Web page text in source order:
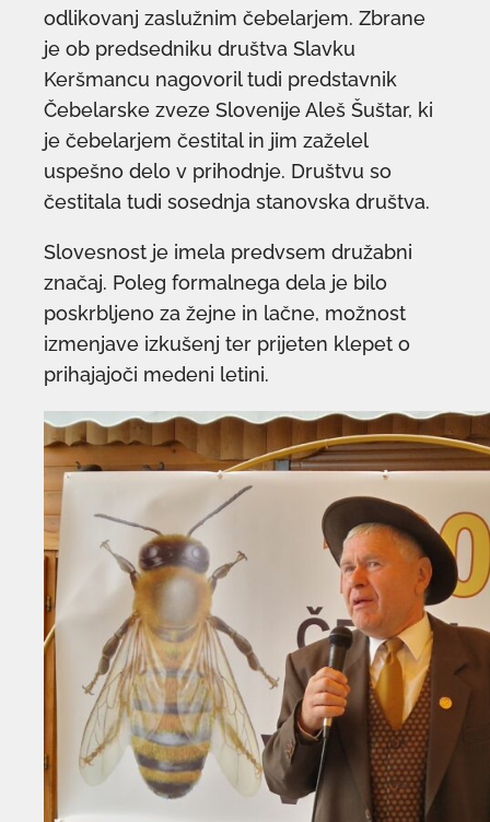
odlikovanj zaslužnim čebelarjem. Zbrane
je ob predsedniku društva Slavku
Keršmancu nagovoril tudi predstavnik
Čebelarske zveze Slovenije Aleš Šuštar, ki
je čebelarjem čestital in jim zaželel
uspešno delo v prihodnje. Društvu so
čestitala tudi sosednja stanovska društva.
Slovesnost je imela predvsem družabni
značaj. Poleg formalnega dela je bilo
poskrbljeno za žejne in lačne, možnost
izmenjave izkušenj ter prijeten klepet o
prihajajoči medeni letini.